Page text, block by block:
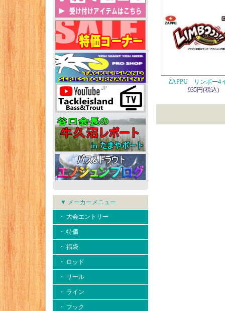
▼ メーカーメニュー
・ 大会エントリー
・ 特価
・ 福袋
・ ロッド
・ リール
・ ライン
・ フック
ZAPPU リンボー4
935円(税込)